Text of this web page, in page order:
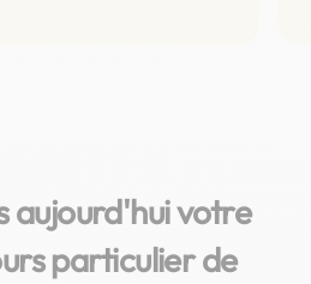
aujourd'hui votre
particulier de